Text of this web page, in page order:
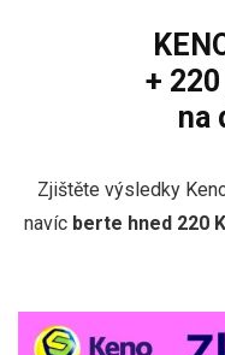
+
na
Zjištěte výsledky
navíc berte hned 220